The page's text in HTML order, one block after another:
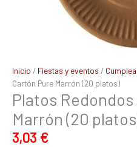
Inicio / Fiestas y eventos /
Cartón Pure Marrón (20 platos)
Platos
Marrón (20
3,03 €